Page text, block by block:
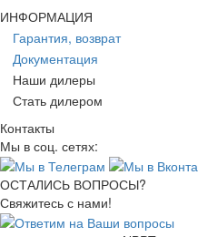
ИНФОРМАЦИЯ
Гарантия, возврат
Документация
Наши дилеры
Стать дилером
Контакты
Мы в соц. сетях:
ОСТАЛИСЬ ВОПРОСЫ?
Свяжитесь с нами!